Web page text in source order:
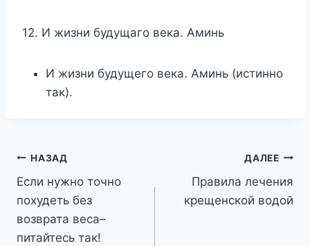
12. И жизни будущаго века. Аминь
И жизни будущего века. Аминь (истинно
так).
Навигация
по
записям
НАЗАД
Если нужно точно
похудеть без
возврата веса–
питайтесь так!
ДАЛЕЕ
Правила лечения
крещенской водой